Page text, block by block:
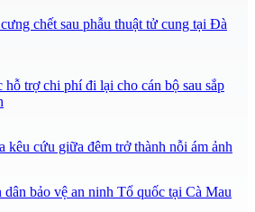
chết sau phẫu thuật tử cung tại Đà
trợ chi phí đi lại cho cán bộ sau sắp
kêu cứu giữa đêm trở thành nỗi ám ảnh
bảo vệ an ninh Tổ quốc tại Cà Mau